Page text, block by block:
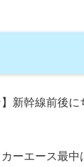
】新幹線前後
カーエース最